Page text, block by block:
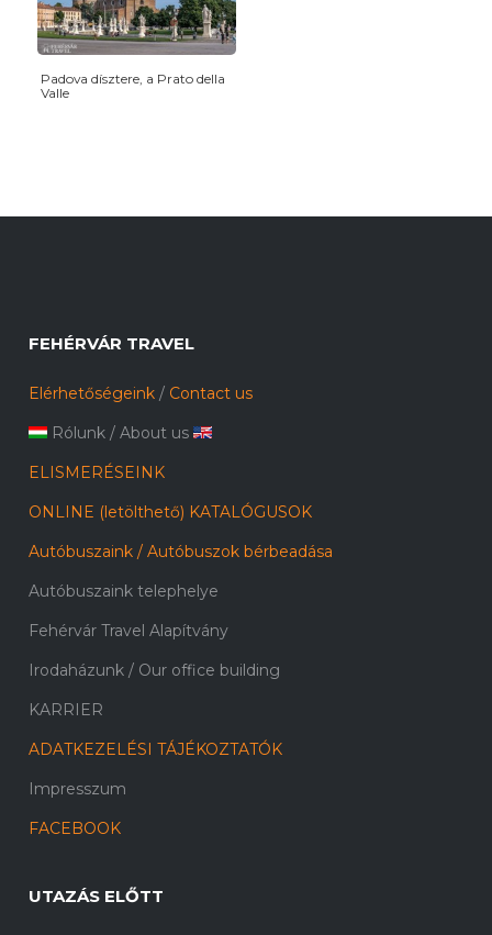
Padova dísztere, a Prato della
Valle
FEHÉRVÁR TRAVEL
Elérhetőségeink / Contact us
Rólunk /About us
ELISMERÉSEINK
ONLINE (letölthető) KATALÓGUSOK
Autóbuszaink / Autóbuszok bérbeadása
Autóbuszaink telephelye
Fehérvár Travel Alapítvány
Irodaházunk / Our office building
KARRIER
ADATKEZELÉSI TÁJÉKOZTATÓK
Impresszum
FACEBOOK
UTAZÁS ELŐTT